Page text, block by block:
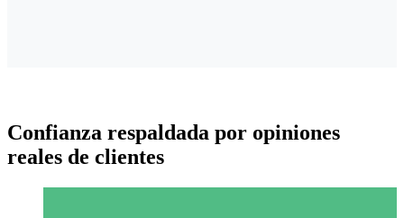
Confianza respaldada por opiniones
reales de clientes